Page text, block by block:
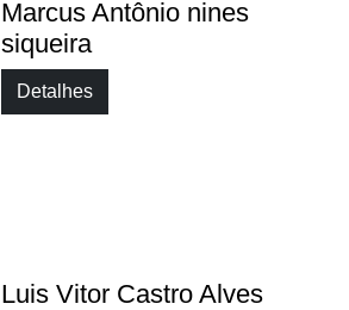
Marcus Antônio nines
siqueira
Detalhes
Luis Vitor Castro Alves